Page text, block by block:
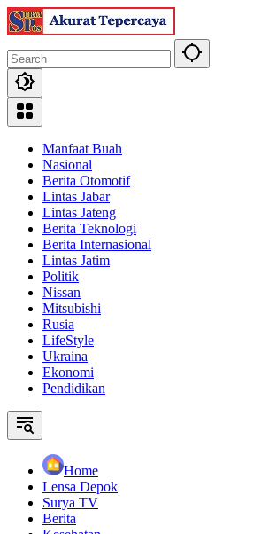
Skip
to
Manfaat Buah
Nasional
Berita Otomotif
Lintas Jabar
Lintas Jateng
Berita Teknologi
Berita Internasional
Lintas Jatim
Politik
Nissan
Mitsubishi
Rusia
LifeStyle
Ukraina
Ekonomi
Pendidikan
Home
Lensa Depok
Surya TV
Berita